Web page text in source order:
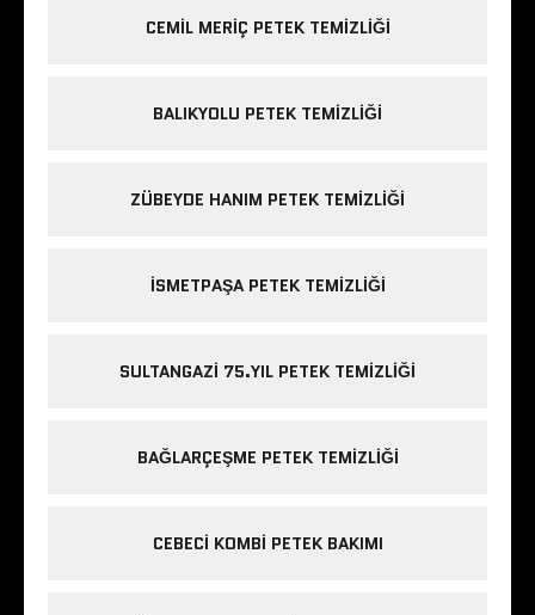
CEMIL MERIÇ PETEK TEMIZLIĞI
BALIKYOLU PETEK TEMIZLIĞI
ZÜBEYDE HANIM PETEK TEMIZLIĞI
ISMETPAŞA PETEK TEMIZLIĞI
SULTANGAZI 75.YIL PETEK TEMIZLIĞI
BAĞLARÇEŞME PETEK TEMIZLIĞI
CEBECI KOMBI PETEK BAKIMI